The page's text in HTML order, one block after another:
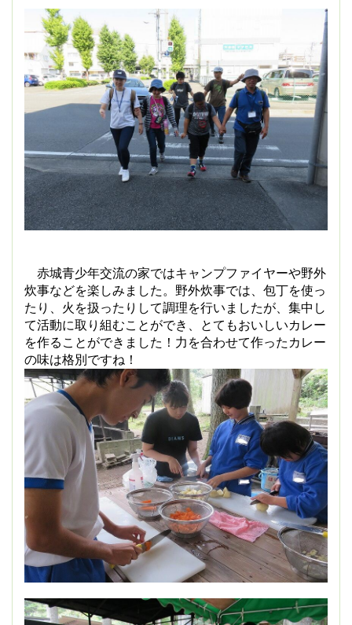
赤城青少年交流の家ではキャンプファイヤーや野外
炊事などを楽しみました。野外炊事では、包丁を使っ
たり、火を扱ったりして調理を行いましたが、集中し
て活動に取り組むことができ、とてもおいしいカレー
を作ることができました！力を合わせて作ったカレー
の味は格別ですね！